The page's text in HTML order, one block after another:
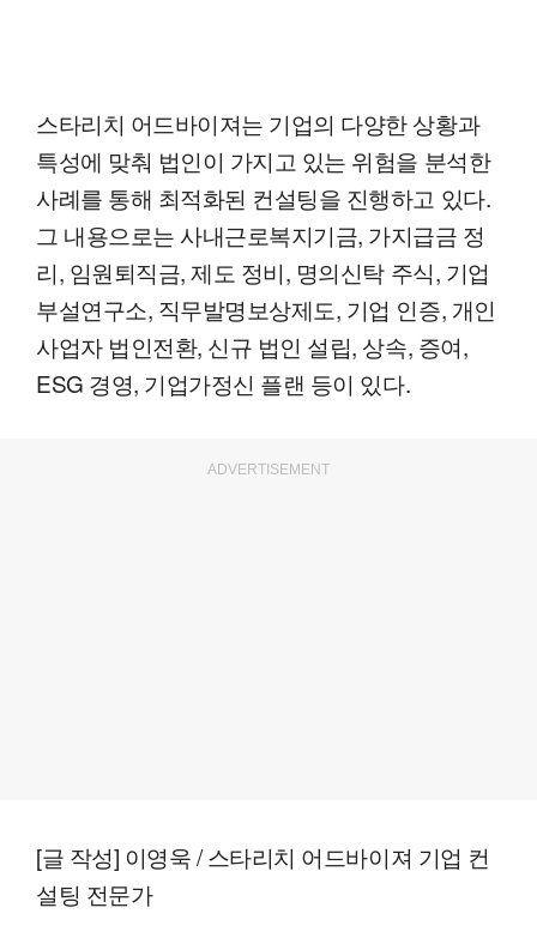
스타리치 어드바이져는 기업의 다양한 상황과
특성에 맞춰 법인이 가지고 있는 위험을 분석한
사례를 통해 최적화된 컨설팅을 진행하고 있다.
그 내용으로는 사내근로복지기금, 가지급금 정
리, 임원퇴직금, 제도 정비, 명의신탁 주식, 기업
부설연구소, 직무발명보상제도, 기업 인증, 개인
사업자 법인전환, 신규 법인 설립, 상속, 증여,
ESG 경영, 기업가정신 플랜 등이 있다.
ADVERTISEMENT
[글 작성] 이영욱 / 스타리치 어드바이져 기업 컨
설팅 전문가